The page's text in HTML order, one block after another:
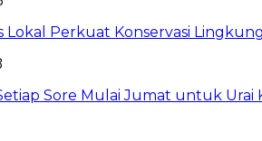
Perkuat Konservasi
Sore Mulai Jumat untuk Urai